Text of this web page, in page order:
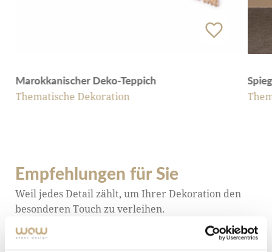
Marokkanischer Deko-Teppich
Thematische Dekoration
Empfehlungen für Sie
Weil jedes Detail zählt, um Ihrer Dekoration den
besonderen Touch zu verleihen.
ALLE ENTDECKEN